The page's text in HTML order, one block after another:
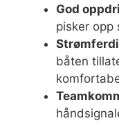
God
pisker opp
båten